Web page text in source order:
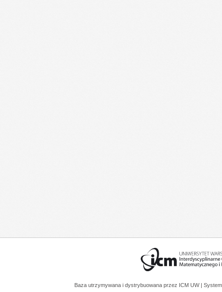
Baza utrzymywana i dystrybuowana przez ICM UW |